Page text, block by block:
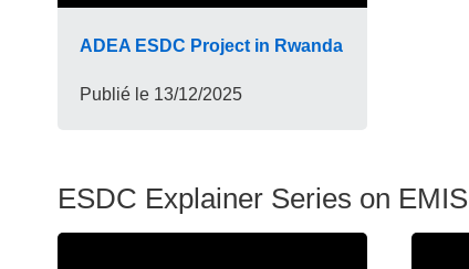
ADEA ESDC Project in Rwanda
Publié le 13/12/2025
ESDC Explainer Series on EMIS